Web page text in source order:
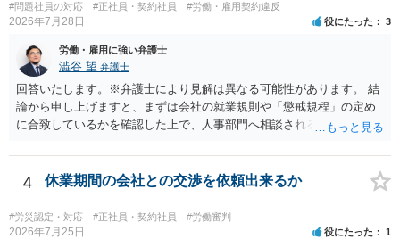
#問題社員の対応 #正社員・契約社員 #労働・雇用契約違反
2026年7月28日 役にたった 3
労働・雇用に強い弁護士
澁谷 望 弁護士
回答いたします。※弁護士により見解は異なる可能性があります。 結
論から申し上げますと、まずは会社の就業規則や「懲戒規程」の定め
に合致しているかを確認した上で、人事部門へ相談されることが最優
ものの、重い懲戒処分の対象には十分なり得ます。 名誉や評価の回復
については、会社側に「部下の不正行為による情報漏洩」と正式に認
です。 あるいは、懲戒があったことを社内で周知される手続があるの
ならば、それにより軽微ながら回復はできるかもしれません。 さらに
4 休業期間の会社との交渉を依頼出来るか
#労災認定・対応 #正社員・契約社員 #労働審判
2026年7月25日 役にたった 1